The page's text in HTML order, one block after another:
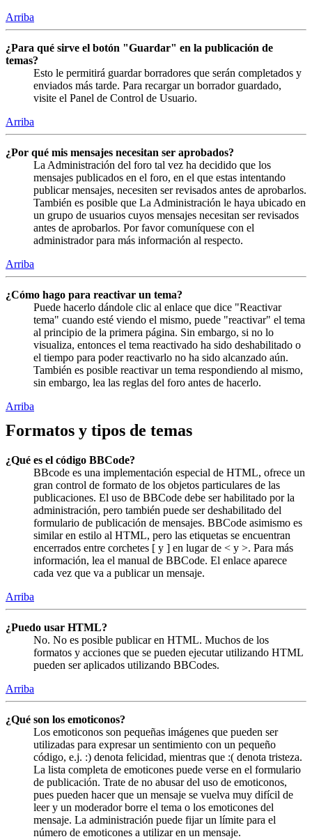
Arriba
¿Para qué sirve el botón "Guardar" en la publicación de
temas?
Esto le permitirá guardar borradores que serán completados y
enviados más tarde. Para recargar un borrador guardado,
visite el Panel de Control de Usuario.
Arriba
¿Por qué mis mensajes necesitan ser aprobados?
La Administración del foro tal vez ha decidido que los
mensajes publicados en el foro, en el que estas intentando
publicar mensajes, necesiten ser revisados antes de aprobarlos.
También es posible que La Administración le haya ubicado en
un grupo de usuarios cuyos mensajes necesitan ser revisados
antes de aprobarlos. Por favor comuníquese con el
administrador para más información al respecto.
Arriba
¿Cómo hago para reactivar un tema?
Puede hacerlo dándole clic al enlace que dice "Reactivar
tema" cuando esté viendo el mismo, puede "reactivar" el tema
al principio de la primera página. Sin embargo, si no lo
visualiza, entonces el tema reactivado ha sido deshabilitado o
el tiempo para poder reactivarlo no ha sido alcanzado aún.
También es posible reactivar un tema respondiendo al mismo,
sin embargo, lea las reglas del foro antes de hacerlo.
Arriba
Formatos y tipos de temas
¿Qué es el código BBCode?
BBcode es una implementación especial de HTML, ofrece un
gran control de formato de los objetos particulares de las
publicaciones. El uso de BBCode debe ser habilitado por la
administración, pero también puede ser deshabilitado del
formulario de publicación de mensajes. BBCode asimismo es
similar en estilo al HTML, pero las etiquetas se encuentran
encerrados entre corchetes [ y ] en lugar de < y >. Para más
información, lea el manual de BBCode. El enlace aparece
cada vez que va a publicar un mensaje.
Arriba
¿Puedo usar HTML?
No. No es posible publicar en HTML. Muchos de los
formatos y acciones que se pueden ejecutar utilizando HTML
pueden ser aplicados utilizando BBCodes.
Arriba
¿Qué son los emoticonos?
Los emoticonos son pequeñas imágenes que pueden ser
utilizadas para expresar un sentimiento con un pequeño
código, e.j. :) denota felicidad, mientras que :( denota tristeza.
La lista completa de emoticones puede verse en el formulario
de publicación. Trate de no abusar del uso de emoticonos,
pues pueden hacer que un mensaje se vuelva muy difícil de
leer y un moderador borre el tema o los emoticones del
mensaje. La administración puede fijar un límite para el
número de emoticones a utilizar en un mensaje.